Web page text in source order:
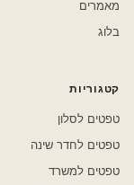
מאמרים
בלוג
קטגוריות
טפטים לסלון
טפטים לחדר שינה
טפטים למשרד